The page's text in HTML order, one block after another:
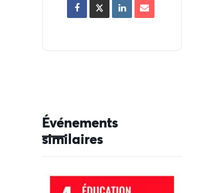
Événements
similaires